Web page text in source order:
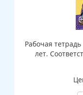
Рабочая
лет.